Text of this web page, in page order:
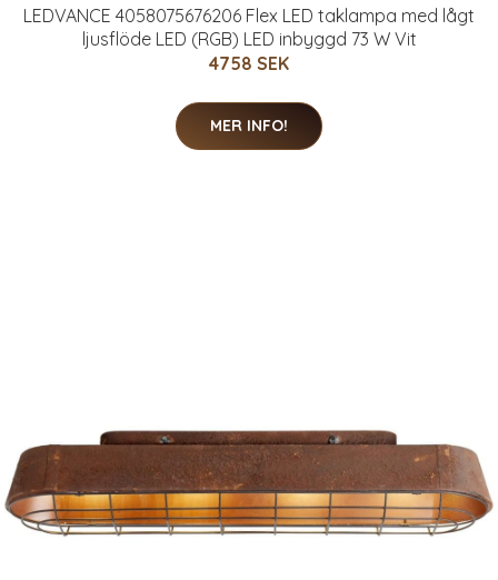
LEDVANCE 4058075676206 Flex LED taklampa med lågt
ljusflöde LED (RGB) LED inbyggd 73 W Vit
4758 SEK
MER INFO!